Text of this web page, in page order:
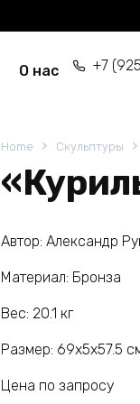
О нас +7
Home Скульптуры
Автор: Александр
Материал: Бронза
Вес: 20.1 кг
Размер: 69х5х57.5
Цена по запросу